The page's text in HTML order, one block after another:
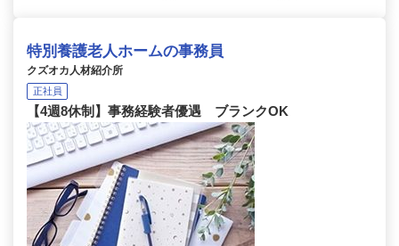
特別養護老人ホームの事務員
クズオカ人材紹介所
正社員
【4週8休制】事務経験者優遇 ブランクOK